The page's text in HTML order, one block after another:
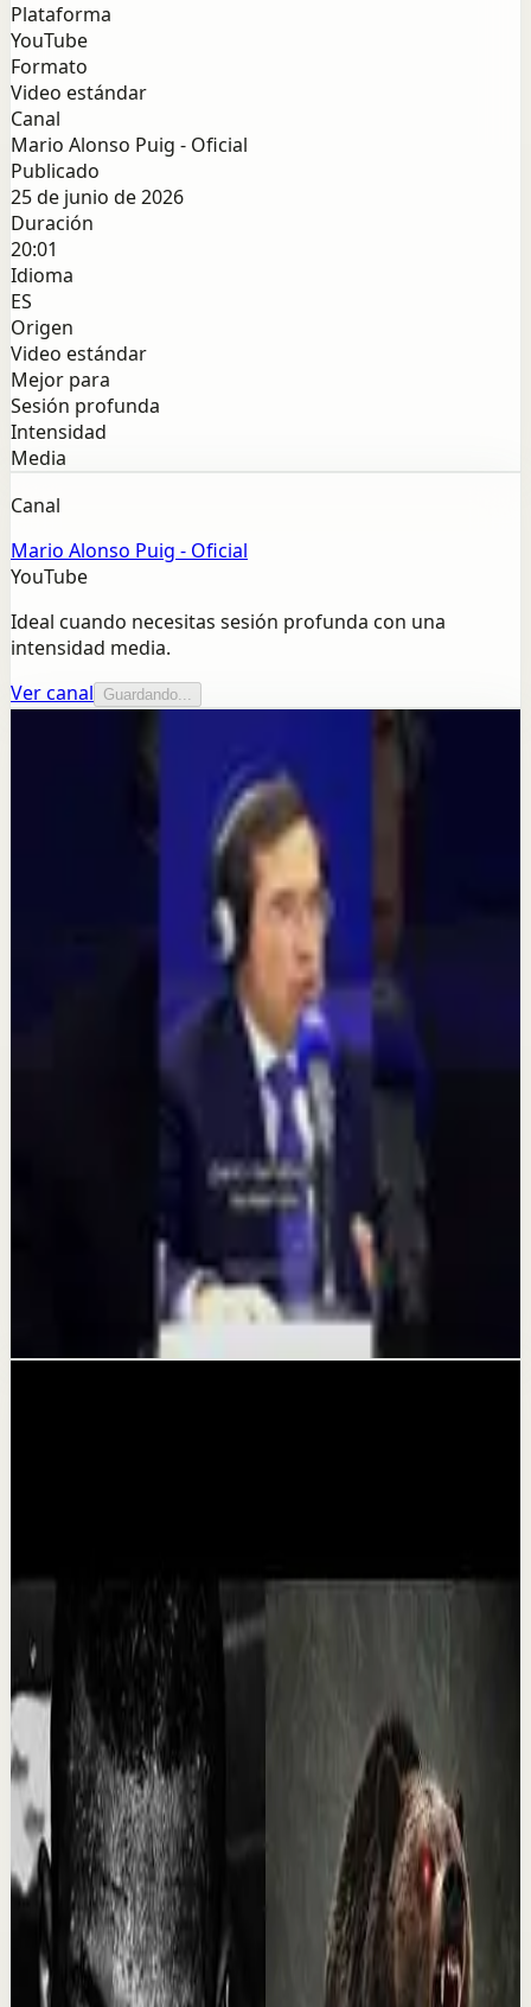
Plataforma
YouTube
Formato
Video estándar
Canal
Mario Alonso Puig - Oficial
Publicado
25 de junio de 2026
Duración
20:01
Idioma
ES
Origen
Video estándar
Mejor para
Sesión profunda
Intensidad
Media
Canal
Mario Alonso Puig - Oficial
YouTube
Ideal cuando necesitas sesión profunda con una
intensidad media.
Ver canal
Guardando...
Mario Alonso Puig - Oficial
Cómo recuperar la calma cuando tu mente no
para | Mario Alonso Puig
La distracción está dañando tu cerebro
Hemos entrenado mucho la mente… y
olvidado el corazón
Clase 4 | Tu Punto de No Regreso: Cómo
Sostener tu Nuevo Nivel Financiero
IIsmael Cala • 6 ago
🔴 Inscripciones abertas al Programa SPA - Sabio,
Prospero y Abundante: https://cala.academy/inscribete-
spa/ Llegar a un nuevo nivel financiero es...
73.6K
visualizaciones
Ver →
YouTube ShortsFormato corto